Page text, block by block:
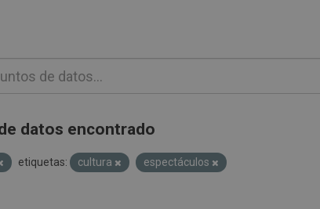
datos encontrado
etiquetas: cultura espectáculos